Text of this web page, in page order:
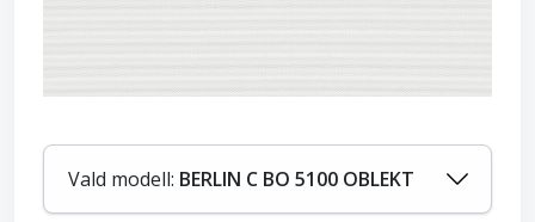
Vald modell: BERLIN C BO 5100 OBLEKT